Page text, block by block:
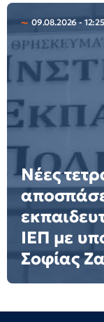
09.08.2026 - 12:25
Νέες
ΙΕΠ με
Σοφίας